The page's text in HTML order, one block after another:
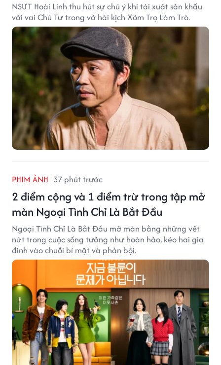
NSƯT Hoài Linh thu hút sự chú ý khi tái xuất sân khấu
với vai Chú Tư trong vở hài kịch Xóm Trọ Làm Trò.
PHIM ẢNH 37 phút trước
2 điểm cộng và 1 điểm trừ trong tập mở
màn Ngoại Tình Chỉ Là Bắt Đầu
Ngoại Tình Chỉ Là Bắt Đầu mở màn bằng những vết
nứt trong cuộc sống tưởng như hoàn hảo, kéo hai gia
đình vào chuỗi bí mật và phản bội.